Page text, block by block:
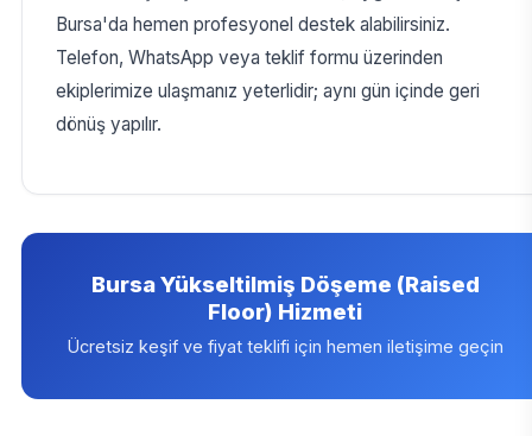
Bursa'da hemen profesyonel destek alabilirsiniz.
Telefon, WhatsApp veya teklif formu üzerinden
ekiplerimize ulaşmanız yeterlidir; aynı gün içinde geri
dönüş yapılır.
Bursa Yükseltilmiş Döşeme (Raised
Floor) Hizmeti
Ücretsiz keşif ve fiyat teklifi için hemen iletişime geçin